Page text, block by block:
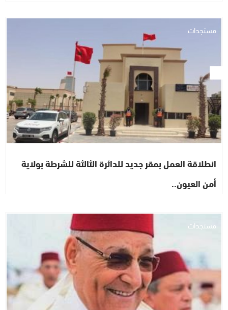
مستجدات
انطلاقة العمل بمقر جديد للدائرة الثالثة للشرطة بولاية
أمن العيون..
مستجدات